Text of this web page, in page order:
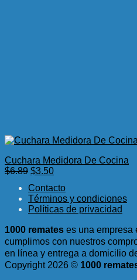
Cuchara Medidora De Cocina
$6.89 El
original
era:
$6.89.
$3.50El
actual
es:
$3.50.
Contacto
Términos y condiciones
Políticas de privacidad
1000 remates es una empresa
cumplimos con nuestros
en línea y entrega a domicilio
Copyright 2026 © 1000